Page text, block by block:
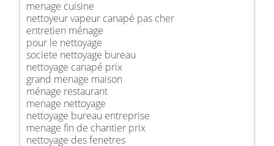
menage cuisine
nettoyeur vapeur canapé pas cher
entretien ménage
pour le nettoyage
societe nettoyage bureau
nettoyage canapé prix
grand menage maison
ménage restaurant
menage nettoyage
nettoyage bureau entreprise
menage fin de chantier prix
nettoyage des fenetres